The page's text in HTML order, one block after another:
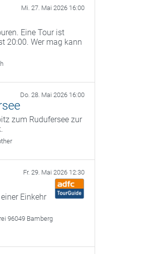
Mi. 27. Mai 2026 16:00
Eine Tour ist
20:00. Wer mag kann
Do. 28. Mai 2026 16:00
zum Rudufersee zur
Fr. 29. Mai 2026 12:30
Einkehr
96049 Bamberg